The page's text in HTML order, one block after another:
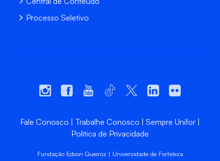
Processo Seletivo
Fale Conosco Trabalhe Conosco
Sempre Unifor
Política de Privacidade
Fundação Edson Queiroz | Universidade de Fortaleza